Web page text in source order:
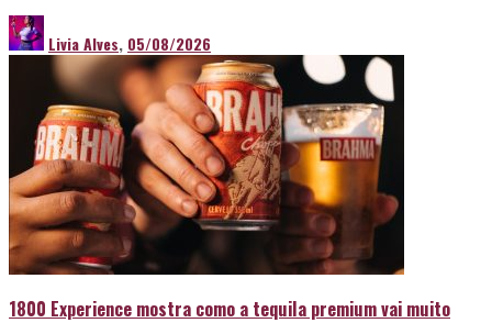
Livia Alves, 05/08/2026
1800 Experience mostra como a tequila premium vai muito